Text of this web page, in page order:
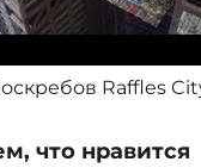
Raffles
что нравится